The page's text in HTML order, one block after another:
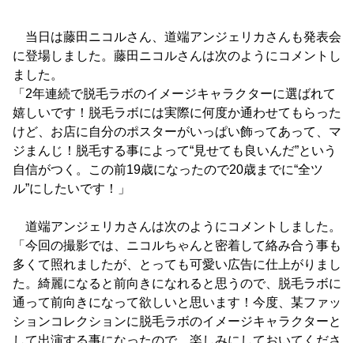
当日は藤田ニコルさん、道端アンジェリカさんも発表会
に登場しました。藤田ニコルさんは次のようにコメントし
ました。
「2年連続で脱毛ラボのイメージキャラクターに選ばれて
嬉しいです！脱毛ラボには実際に何度か通わせてもらった
けど、お店に自分のポスターがいっぱい飾ってあって、マ
ジまんじ！脱毛する事によって“見せても良いんだ”という
自信がつく。この前19歳になったので20歳までに“全ツ
ル”にしたいです！」
道端アンジェリカさんは次のようにコメントしました。
「今回の撮影では、ニコルちゃんと密着して絡み合う事も
多くて照れましたが、とっても可愛い広告に仕上がりまし
た。綺麗になると前向きになれると思うので、脱毛ラボに
通って前向きになって欲しいと思います！今度、某ファッ
ションコレクションに脱毛ラボのイメージキャラクターと
して出演する事になったので、楽しみにしておいてくださ